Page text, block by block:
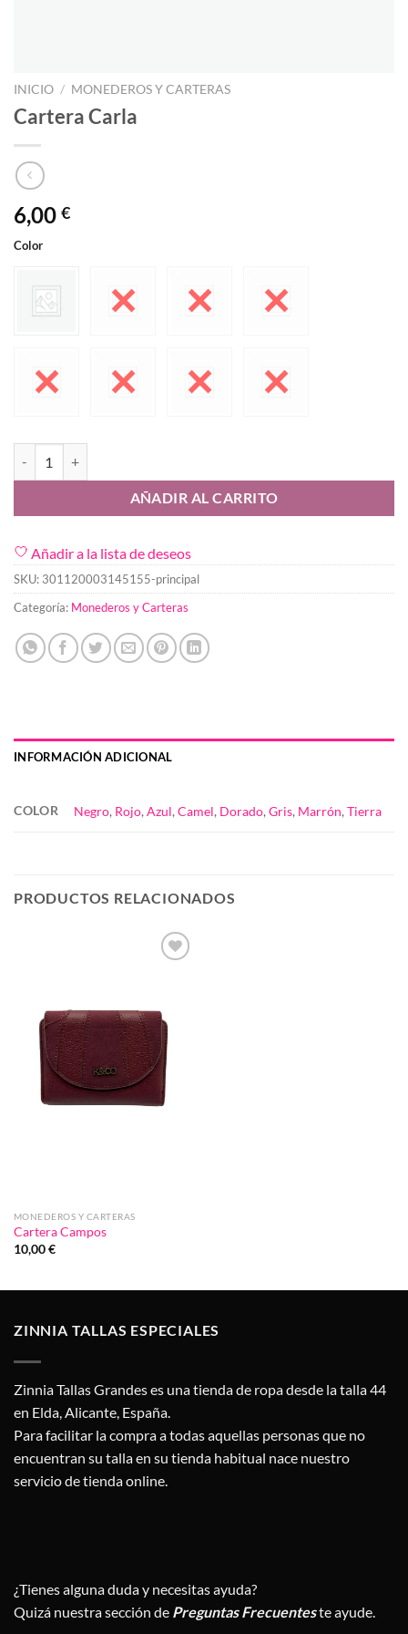
INICIO / MONEDEROS Y CARTERAS
Cartera Carla
6,00 €
Color
AÑADIR AL CARRITO
Añadir a la lista de deseos
SKU: 301120003145155-principal
Categoría: Monederos y Carteras
INFORMACIÓN ADICIONAL
COLOR Negro, Rojo,Azul,Camel, Dorado,Gris, Marrón,Tierra
PRODUCTOS RELACIONADOS
deseos
MONEDEROS Y CARTERAS
Cartera Campos
10,00€
ZINNIA TALLAS ESPECIALES
Zinnia Tallas Grandes es una tienda de ropa desde la talla 44
en Elda, Alicante, España.
Para facilitar la compra a todas aquellas personas que no
encuentran su talla en su tienda habitual nace nuestro
servicio de tienda online.
¿Tienes alguna duda y necesitas ayuda?
Quizá nuestra sección de Preguntas Frecuenteste ayude.